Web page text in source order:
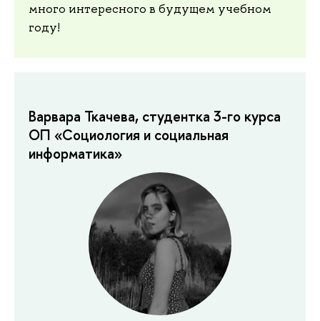
много интересного в будущем учебном
году!
Варвара Ткачева, студентка 3-го курса
ОП «Социология и социальная
информатика»